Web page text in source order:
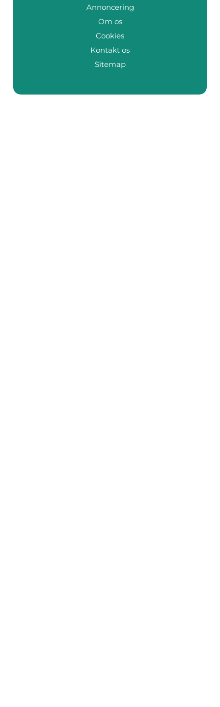
Annoncering
Om os
Cookies
Kontakt os
Sitemap